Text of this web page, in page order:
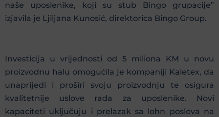
naše uposlenike, koji su stub Bingo grupacije”
izjavila je Ljiljana Kunosić, direktorica Bingo Group.
Investicija u vrijednosti od 5 miliona KM u novu
proizvodnu halu omogućila je kompaniji Kaletex, da
unaprijedi i proširi svoju proizvodnju te osigura
kvalitetnije uslove rada za uposlenike. Novi
kapaciteti uključuju i prelazak sa lohn poslova na